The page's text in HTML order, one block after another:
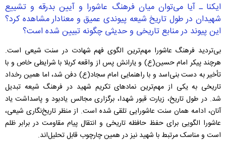
ایکنا ـ آیا می‌توان میان فرهنگ عاشورا و آیین بدرقه و تشییع
شهیدان در طول تاریخ شیعه پیوندی عمیق و معنادار مشاهده کرد؟
این پیوند در منابع تاریخی و حدیثی چگونه تبیین شده است؟
بی‌تردید فرهنگ عاشورا مهم‌ترین الگوی فهم شهادت در سنت شیعی است.
هرچند پیکر امام حسین(ع) و یارانش پس از واقعه کربلا با شرایطی خاص و با
تأخیر به دست بنی‌اسد و با راهنمایی امام سجاد(ع) دفن شد، اما همین رخداد
تاریخی به یکی از مهم‌ترین نمادهای تکریم شهید در فرهنگ شیعه تبدیل
شد. در طول تاریخ، زیارت قبور شهدا، برگزاری مجالس یادبود و پاسداشت یاد
آنان، ادامه همان سنت عاشورایی تلقی شده است. از منظر تاریخ‌نگاری شیعی،
عاشورا الگویی برای حفظ حافظه تاریخی و انتقال پیام مقاومت در برابر ظلم
است و مناسک مرتبط با شهید نیز در همین چارچوب قابل تحلیل‌اند.